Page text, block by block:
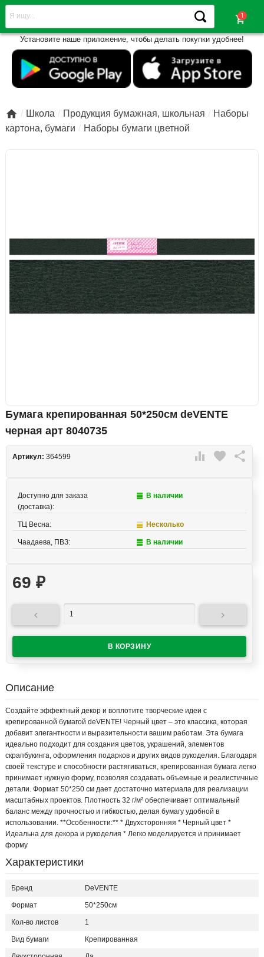
shopping_cart
Установите наше приложение, чтобы делать покупки удобнее!
 Школа Продукция бумажная, школьная
Наборы
картона, бумаги
Наборы бумаги цветной
Бумага крепированная 50*250см deVENTE
черная арт 8040735
 favorite 
Артикул: 364599
Доступно для заказа
(доставка):
В наличии
ТЦ Весна: Несколько
Чаадаева, ПВЗ: В наличии
69 ₽
 
Описание
Создайте эффектный декор и воплотите творческие идеи с
крепированной бумагой deVENTE! Черный цвет – это классика, которая
добавит элегантности и выразительности вашим работам. Эта бумага
идеально подходит для создания цветов, украшений, элементов
скрапбукинга, оформления подарков и других видов рукоделия. Благодаря
своей текстуре и способности растягиваться, крепированная бумага легко
принимает нужную форму, позволяя создавать объемные и реалистичные
детали. Формат 50*250 см дает достаточно материала для реализации
масштабных проектов. Плотность 32 г/м² обеспечивает оптимальный
баланс между прочностью и гибкостью, делая бумагу удобной в
использовании. **Особенности:** * Двухсторонняя * Черный цвет *
Идеальна для декора и рукоделия * Легко моделируется и принимает
форму
Характеристики
Бренд DeVENTE
Формат 50*250см
Кол-во листов 1
Вид бумаги Крепированная